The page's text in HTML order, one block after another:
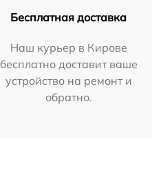
Бесплатная доставка
Наш курьер в Кирове
бесплатно доставит ваше
устройство на ремонт и
обратно.